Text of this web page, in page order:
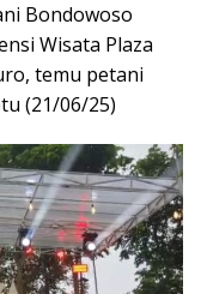
Bondowoso
Wisata Plaza
temu petani
(21/06/25)